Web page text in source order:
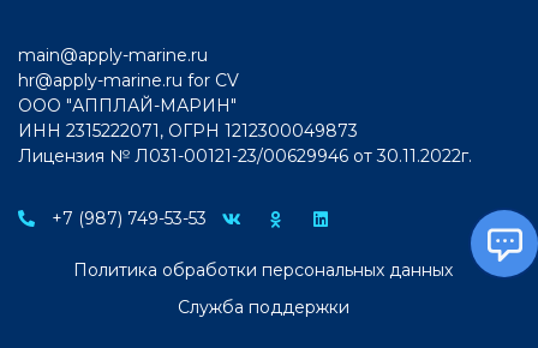
main@apply-marine.ru
hr@apply-marine.ru for CV
ООО "АППЛАЙ-МАРИН"
ИНН 2315222071, ОГРН 1212300049873
Лицензия № Л031-00121-23/00629946 от 30.11.2022г.
+7 (987) 749-53-53
Политика обработки персональных данных
Служба поддержки